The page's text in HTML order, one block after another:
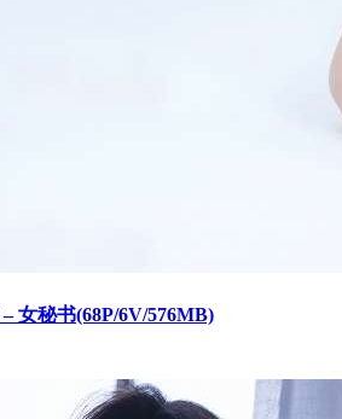
女秘书(68P/6V/576MB)